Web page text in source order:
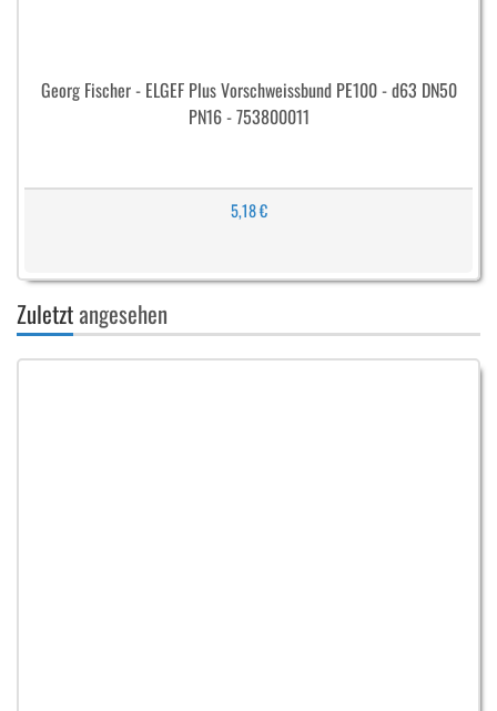
Georg Fischer - ELGEF Plus Vorschweissbund PE100 - d63 DN50
PN16 - 753800011
5,18 €
Zuletztangesehen